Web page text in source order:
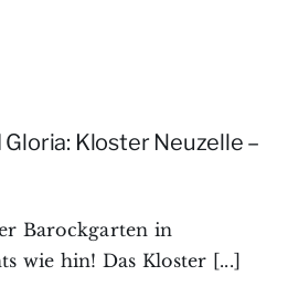
Kloster Neuzelle –
Barockgarten in
wie hin! Das Kloster [...]